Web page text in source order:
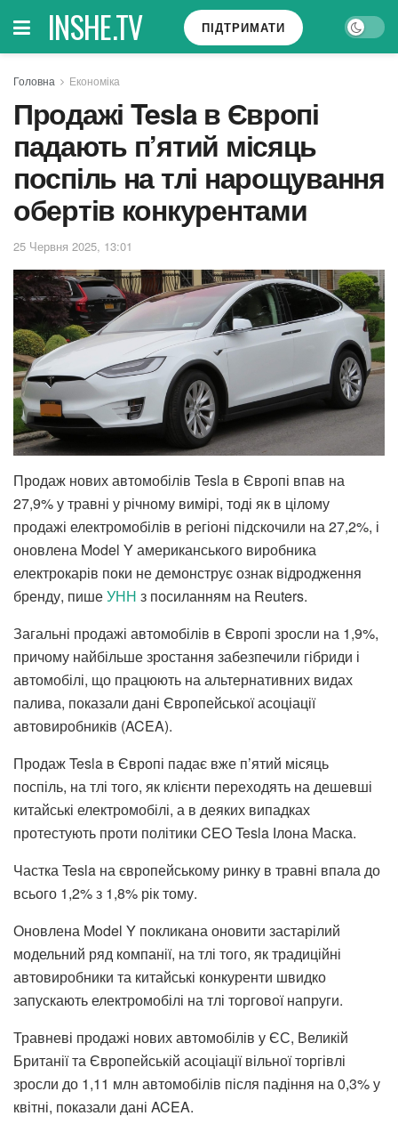
INSHE.TV ПІДТРИМАТИ
Головна Економіка
Продажі Tesla в Європі
падають п’ятий місяць
поспіль на тлі нарощування
обертів конкурентами
25 Червня 2025, 13:01
Продаж нових автомобілів Tesla в Європі впав на
27,9% у травні у річному вимірі, тоді як в цілому
продажі електромобілів в регіоні підскочили на 27,2%, і
оновлена ​​Model Y американського виробника
електрокарів поки не демонструє ознак відродження
бренду, пишеУНН з посиланням на Reuters.
Загальні продажі автомобілів в Європі зросли на 1,9%,
причому найбільше зростання забезпечили гібриди і
автомобілі, що працюють на альтернативних видах
палива, показали дані Європейської асоціації
автовиробників (ACEA).
Продаж Tesla в Європі падає вже п’ятий місяць
поспіль, на тлі того, як клієнти переходять на дешевші
китайські електромобілі, а в деяких випадках
протестують проти політики CEO Tesla Ілона Маска.
Частка Tesla на європейському ринку в травні впала до
всього 1,2% з 1,8% рік тому.
Оновлена ​​Model Y покликана оновити застарілий
модельний ряд компанії, на тлі того, як традиційні
автовиробники та китайські конкуренти швидко
запускають електромобілі на тлі торгової напруги.
Травневі продажі нових автомобілів у ЄС, Великій
Британії та Європейській асоціації вільної торгівлі
зросли до 1,11 млн автомобілів після падіння на 0,3% у
квітні, показали дані ACEA.